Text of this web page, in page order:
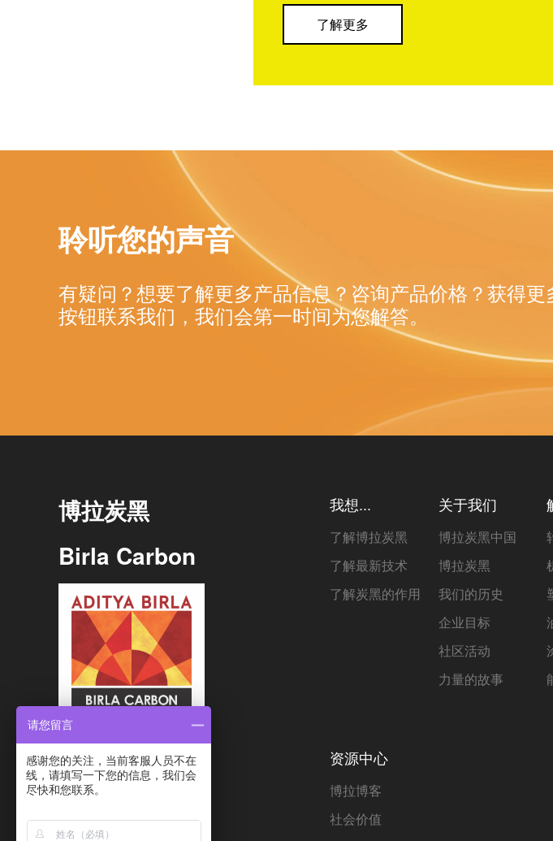
了解更多
聆听您的声音
有疑问？想要了解更多产品信息？咨询产品价格？获得
按钮联系我们，我们会第一时间为您解答。
博拉炭黑
Birla Carbon
我想...
了解博拉炭黑
了解最新技术
了解炭黑的作用
关于我们
博拉炭黑中国
博拉炭黑
我们的历史
企业目标
社区活动
力量的故事
资源中心
博拉博客
社会价值
请您留言
感谢您的关注，当前客服人员不在
线，请填写一下您的信息，我们会
尽快和您联系。